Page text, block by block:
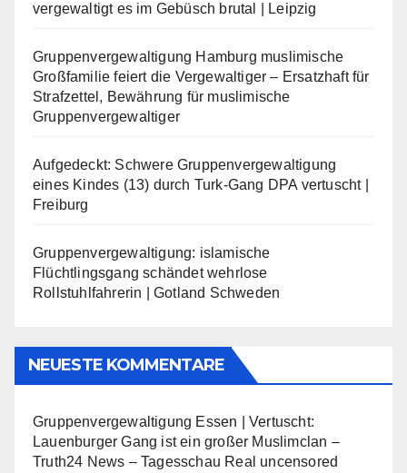
vergewaltigt es im Gebüsch brutal | Leipzig
Gruppenvergewaltigung Hamburg muslimische
Großfamilie feiert die Vergewaltiger – Ersatzhaft für
Strafzettel, Bewährung für muslimische
Gruppenvergewaltiger
Aufgedeckt: Schwere Gruppenvergewaltigung
eines Kindes (13) durch Turk-Gang DPA vertuscht |
Freiburg
Gruppenvergewaltigung: islamische
Flüchtlingsgang schändet wehrlose
Rollstuhlfahrerin | Gotland Schweden
NEUESTE KOMMENTARE
Gruppenvergewaltigung Essen | Vertuscht:
Lauenburger Gang ist ein großer Muslimclan –
Truth24 News – Tagesschau Real uncensored